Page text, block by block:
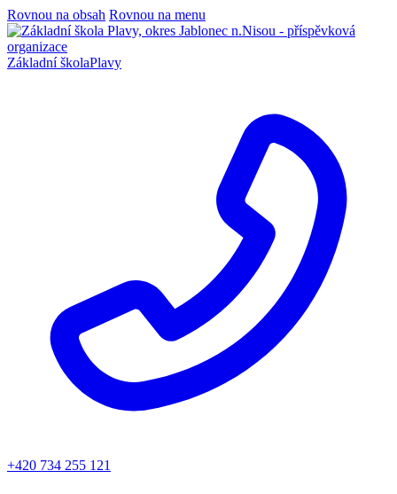
Rovnou na obsah Rovnou na menu
Základní školaPlavy
+420 734 255 121